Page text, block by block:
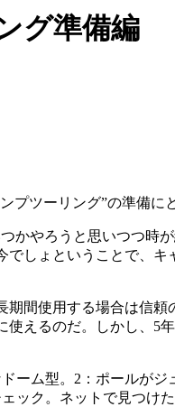
グ準備編
プツーリング”の準備に
かやろうと思いつつ時
しょということで、
間使用する場合は信
えるのだ。しかし、5
ーム型。2：ポールが
ック。ネットで見つけ